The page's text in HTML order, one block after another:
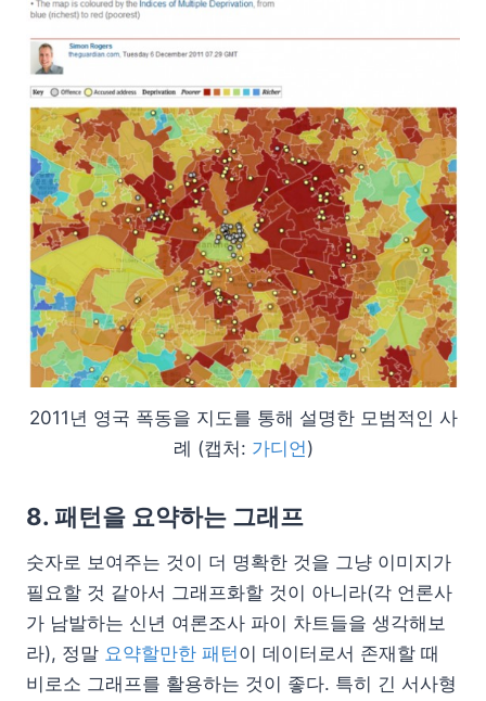
2011년 영국 폭동을 지도를 통해 설명한 모범적인 사
례 (캡처: 가디언)
8. 패턴을 요약하는 그래프
숫자로 보여주는 것이 더 명확한 것을 그냥 이미지가
필요할 것 같아서 그래프화할 것이 아니라(각 언론사
가 남발하는 신년 여론조사 파이 차트들을 생각해보
라), 정말 요약할만한 패턴이 데이터로서 존재할 때
비로소 그래프를 활용하는 것이 좋다. 특히 긴 서사형